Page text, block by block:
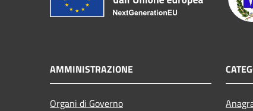
AMMINISTRAZIONE
Organi di Governo